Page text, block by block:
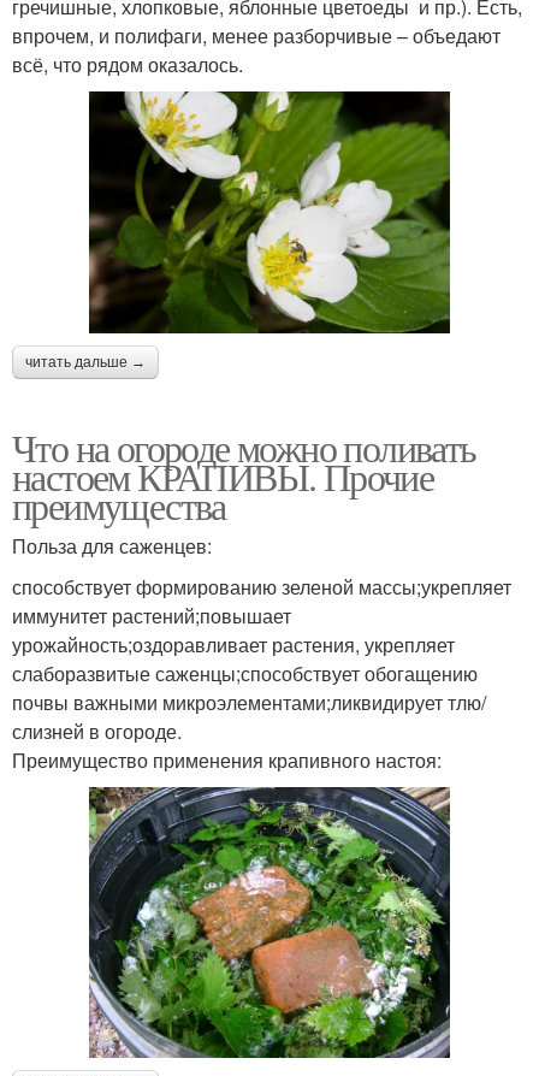
гречишные, хлопковые, яблонные цветоеды и пр.). Есть,
впрочем, и полифаги, менее разборчивые – объедают
всё, что рядом оказалось.
читать дальше →
Что на огороде можно поливать
настоем КРАПИВЫ. Прочие
преимущества
Польза для саженцев:
способствует формированию зеленой массы;укрепляет
иммунитет растений;повышает
урожайность;оздоравливает растения, укрепляет
слаборазвитые саженцы;способствует обогащению
почвы важными микроэлементами;ликвидирует тлю/
слизней в огороде.
Преимущество применения крапивного настоя: